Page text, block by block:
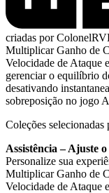
criadas por
Multiplicar Ganho de
Velocidade de Ataque
gerenciar o equilíbrio
desativando
sobreposição no jogo
Coleções
Assistência – Ajuste
Personalize sua
Multiplicar Ganho de
Velocidade de Ataque